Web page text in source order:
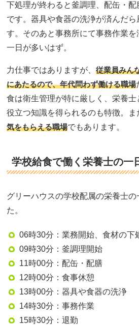
下処理が終わると釜調理、配缶・
です。器具や食器の洗浄が済んだら
す。そのあと事務所にて事務作業
一日が多いはず。
力仕事ではありますが、従業員みん
にあたるので、年代問わず働ける職場
食は衛生管理が特に厳しく、栄養
役立つ知識を得られるのも特徴。ま
気をもらえる職場でもあります。
学校給食で働く栄養士の一
グリーハウスの学校配属の栄養士
た。
06時30分：業務開始、食材の下
09時30分：釜調理開始
11時00分：配缶・配膳
12時00分：食事休憩
13時00分：器具や食器の洗浄
14時30分：事務作業
15時30分：退勤